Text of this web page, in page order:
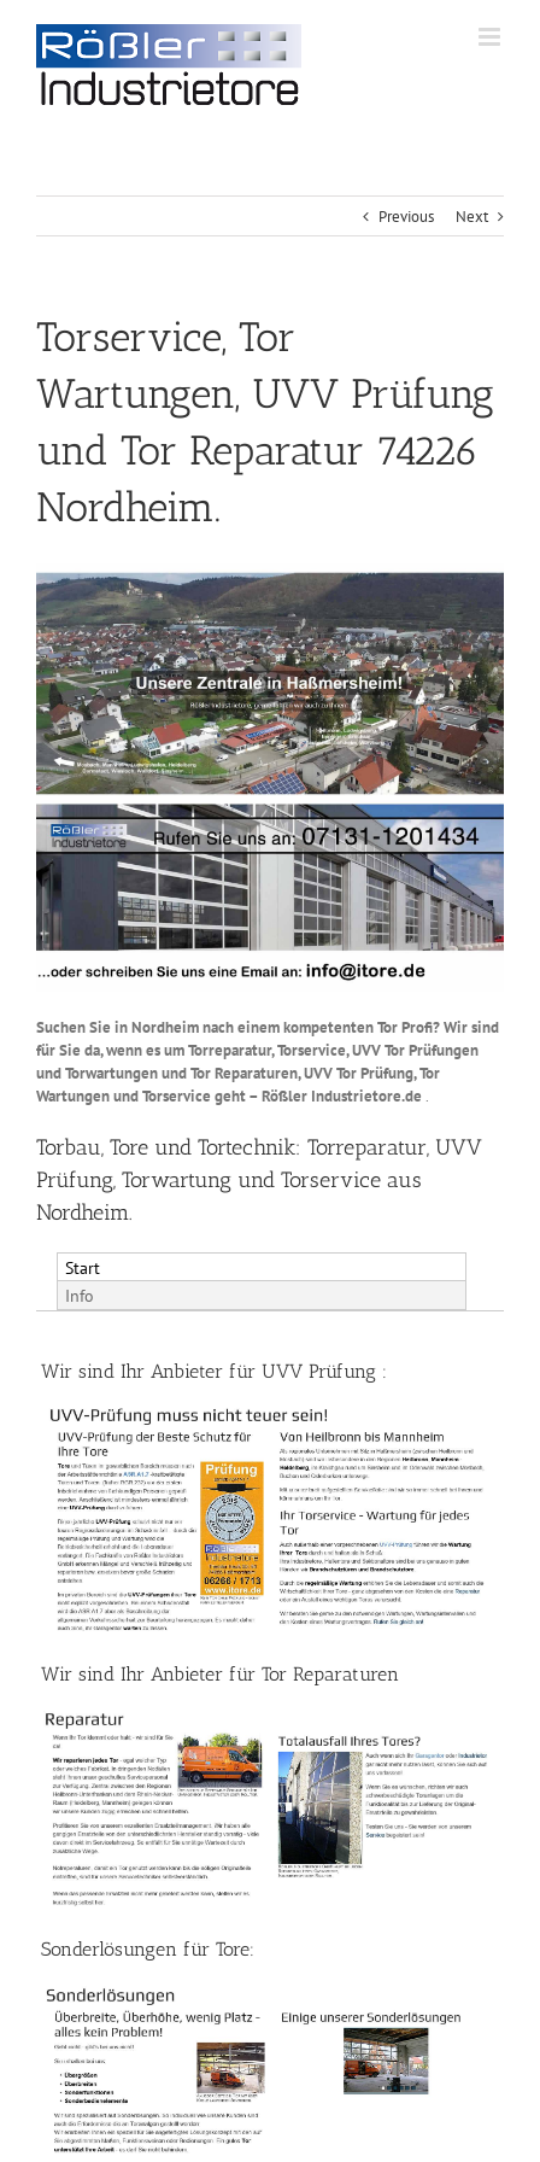
Previous Next
Torservice, Tor
Wartungen, UVV Prüfung
und Tor Reparatur 74226
Nordheim.
Suchen Sie in Nordheim nach einem kompetenten Tor Profi? Wir sind
für Sie da, wenn es um Torreparatur, Torservice, UVV Tor Prüfungen
und Torwartungen und Tor Reparaturen, UVV Tor Prüfung, Tor
Wartungen und Torservice geht – Rößler Industrietore.de .
Torbau, Tore und Tortechnik: Torreparatur, UVV
Prüfung, Torwartung und Torservice aus
Nordheim.
Start
Info
Wir sind Ihr Anbieter für UVV Prüfung :
Wir sind Ihr Anbieter für Tor Reparaturen
Sonderlösungen für Tore: